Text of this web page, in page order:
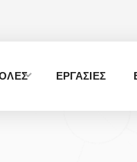
ΕΡΓΑΣΙΕΣ